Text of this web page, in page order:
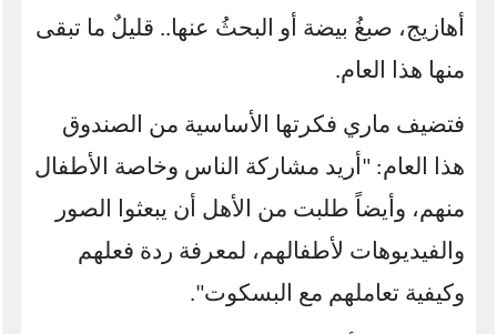
أهازيج، صبغُ بيضة أو البحثُ عنها.. قليلٌ ما تبقى
منها هذا العام.
فتضيف ماري فكرتها الأساسية من الصندوق
هذا العام: "أريد مشاركة الناس وخاصة الأطفال
منهم، وأيضاً طلبت من الأهل أن يبعثوا الصور
والفيديوهات لأطفالهم، لمعرفة ردة فعلهم
وكيفية تعاملهم مع البسكوت".